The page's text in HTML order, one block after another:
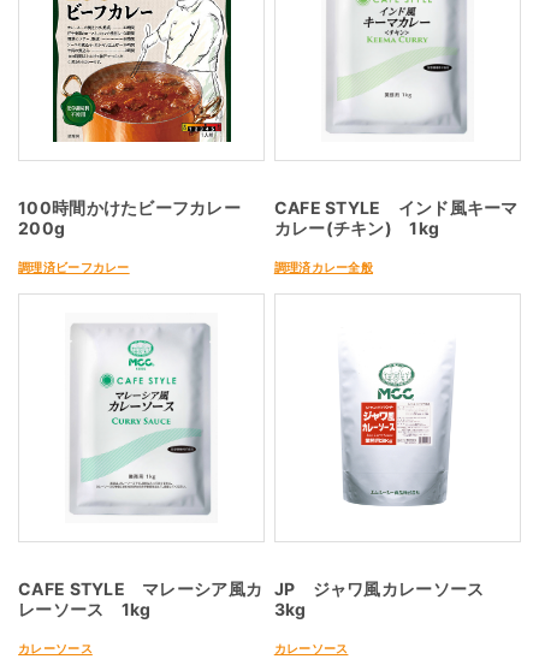
100時間かけたビーフカレー
200g
調理済ビーフカレー
CAFE STYLE インド風キーマ
カレー(チキン) 1kg
調理済カレー全般
CAFE STYLE マレーシア風カ
レーソース 1kg
カレーソース
JP ジャワ風カレーソース
3kg
カレーソース